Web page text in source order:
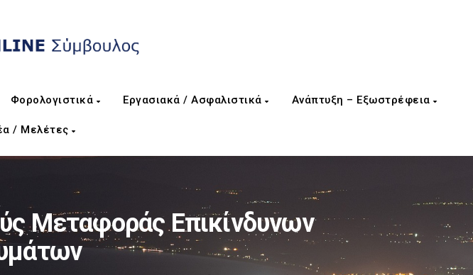
Φορολογιστικά Εργασιακά / Ασφαλιστικά Ανάπτυξη – Εξωστρέφεια
/ Μελέτες
Μεταφοράς Επικίνδυνων